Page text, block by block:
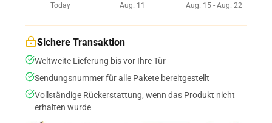
Today
Aug. 11
Aug. 15 - Aug. 22
Sichere Transaktion
Weltweite Lieferung bis vor Ihre Tür
Sendungsnummer für alle Pakete bereitgestellt
Vollständige Rückerstattung, wenn das Produkt nicht
erhalten wurde